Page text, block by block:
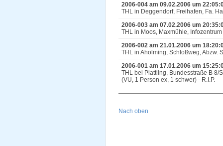
2006-004 am 09.02.2006 um
THL in Deggendorf, Freihafen, Fa.
2006-003 am 07.02.2006 um
THL in Moos, Maxmühle,
2006-002 am 21.01.2006 um
THL in Aholming, Schloßweg, Abzw.
2006-001 am 17.01.2006 um
THL bei Plattling, Bundesstraße B 8/
(VU, 1 Person ex, 1 schwer) - R.I.P.
Nach oben